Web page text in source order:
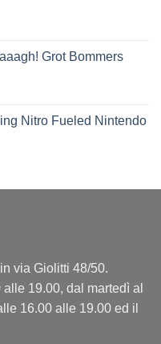
Grot Bommers
Nitro Fueled Nintendo
via Giolitti 48/50.
19.00, dal martedì al
16.00 alle 19.00 ed il